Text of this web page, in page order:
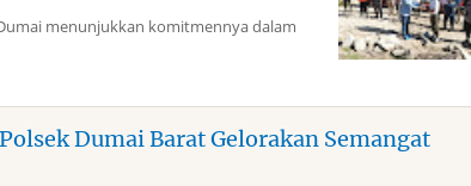
menunjukkan komitmennya dalam
Dumai Barat Gelorakan Semangat